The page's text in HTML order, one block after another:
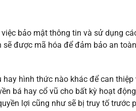
bảo mật thông tin và sử dụng
được mã hóa để đảm bảo an
hình thức nào khác để can
bá hay cổ vũ cho bất kỳ hoạt
lợi cũng như sẽ bị truy tố trước